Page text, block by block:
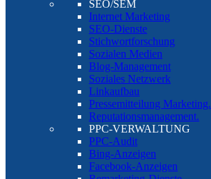
SEO/SEM
Internet Marketing
SEO-Dienste
Stichwortforschung
Sozialen Medien
Blog-Management
Soziales Netzwerk
Linkaufbau
Pressemitteilung Marketing.
Reputationsmanagement.
PPC-VERWALTUNG
PPC-Audit
Bing-Anzeigen
Facebook-Anzeigen